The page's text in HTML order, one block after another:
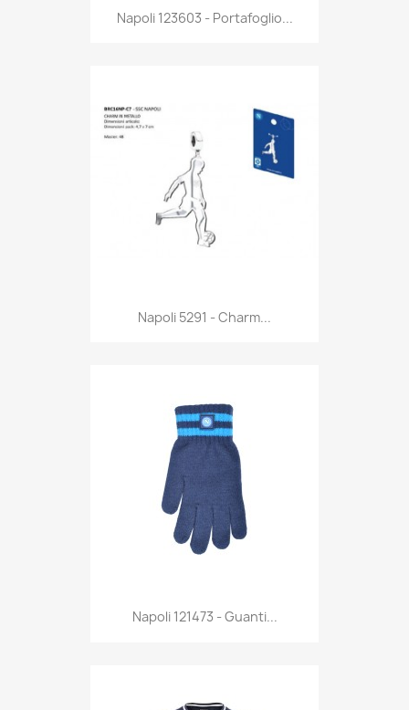
Anteprima
Napoli 123603 - Portafoglio...
Anteprima
Napoli 5291 - Charm...
Anteprima
Napoli 121473 - Guanti...